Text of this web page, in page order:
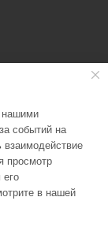
ул, д.
защищены
нашими
событий на
просмотр
его
в нашей